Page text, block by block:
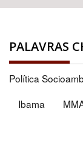
PALAVRAS
Política
Ibama